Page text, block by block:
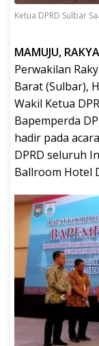
Ketua DPRD Sulbar
MAMUJU,
Perwakilan
Barat (Sulbar),
Wakil Ketua
Bapemperda
hadir pada
DPRD seluruh
Ballroom Hotel